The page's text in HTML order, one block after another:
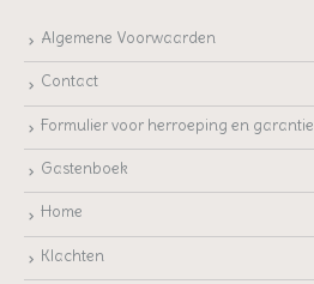
Algemene Voorwaarden
Contact
Formulier voor herroeping en garantie
Gastenboek
Home
Klachten